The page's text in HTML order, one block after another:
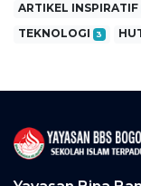
ARTIKEL INSPIRATIF
TEKNOLOGI 3